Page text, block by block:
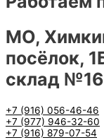
МО,
посёлок,
склад №16
+7 (916) 056-46-46
+7 (977) 946-32-60
+7 (916) 879-07-54